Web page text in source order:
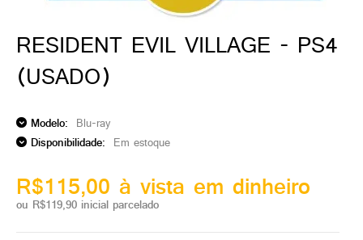
RESIDENT EVIL VILLAGE - PS4
(USADO)
Modelo: Blu-ray
Disponibilidade: Em estoque
R$115,00 à vista em dinheiro
ou R$119,90 inicial parcelado